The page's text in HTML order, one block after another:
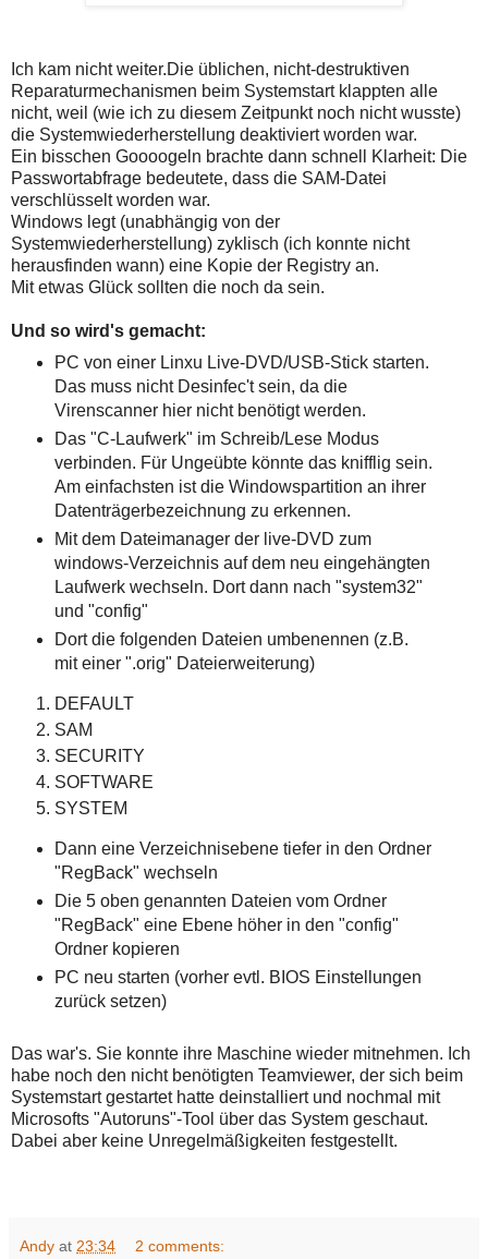
Ich kam nicht weiter.Die üblichen, nicht-destruktiven
Reparaturmechanismen beim Systemstart klappten alle
nicht, weil (wie ich zu diesem Zeitpunkt noch nicht wusste)
die Systemwiederherstellung deaktiviert worden war.
Ein bisschen Goooogeln brachte dann schnell Klarheit: Die
Passwortabfrage bedeutete, dass die SAM-Datei
verschlüsselt worden war.
Windows legt (unabhängig von der
Systemwiederherstellung) zyklisch (ich konnte nicht
herausfinden wann) eine Kopie der Registry an.
Mit etwas Glück sollten die noch da sein.
Und so wird's gemacht:
PC von einer Linxu Live-DVD/USB-Stick starten.
Das muss nicht Desinfec't sein, da die
Virenscanner hier nicht benötigt werden.
Das "C-Laufwerk" im Schreib/Lese Modus
verbinden. Für Ungeübte könnte das knifflig sein.
Am einfachsten ist die Windowspartition an ihrer
Datenträgerbezeichnung zu erkennen.
Mit dem Dateimanager der live-DVD zum
windows-Verzeichnis auf dem neu eingehängten
Laufwerk wechseln. Dort dann nach "system32"
und "config"
Dort die folgenden Dateien umbenennen (z.B.
mit einer ".orig" Dateierweiterung)
DEFAULT
SAM
SECURITY
SOFTWARE
SYSTEM
Dann eine Verzeichnisebene tiefer in den Ordner
"RegBack" wechseln
Die 5 oben genannten Dateien vom Ordner
"RegBack" eine Ebene höher in den "config"
Ordner kopieren
PC neu starten (vorher evtl. BIOS Einstellungen
zurück setzen)
Das war's. Sie konnte ihre Maschine wieder mitnehmen. Ich
habe noch den nicht benötigten Teamviewer, der sich beim
Systemstart gestartet hatte deinstalliert und nochmal mit
Microsofts "Autoruns"-Tool über das System geschaut.
Dabei aber keine Unregelmäßigkeiten festgestellt.
Andy at 23:34 2 comments: